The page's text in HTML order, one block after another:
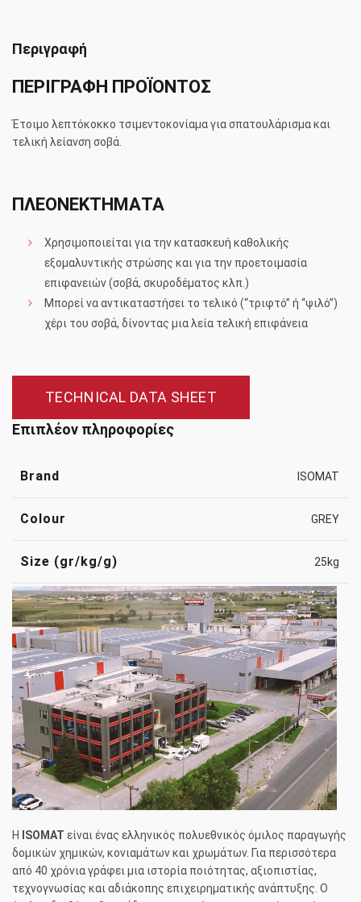
Περιγραφή
ΠΕΡΙΓΡΑΦΗ ΠΡΟΪΟΝΤΟΣ
Έτοιμο λεπτόκοκκο τσιµεντοκονίαµα για σπατουλάρισμα και
τελική λείανση σοβά.
ΠΛΕΟΝΕΚΤΗΜΑΤΑ
Χρησιμοποιείται για την κατασκευή καθολικής
εξομαλυντικής στρώσης και για την προετοιμασία
επιφανειών (σοβά, σκυροδέματος κλπ.)
Μπορεί να αντικαταστήσει το τελικό (“τριφτό” ή “ψιλό”)
χέρι του σοβά, δίνοντας μια λεία τελική επιφάνεια
TECHNICAL DATA SHEET
Επιπλέον πληροφορίες
Brand ISOMAT
Colour GREY
Size (gr/kg/g) 25kg
Η ISOMAT είναι ένας ελληνικός πολυεθνικός όμιλος παραγωγής
δομικών χημικών, κονιαμάτων και χρωμάτων. Για περισσότερα
από 40 χρόνια γράφει μια ιστορία ποιότητας, αξιοπιστίας,
τεχνογνωσίας και αδιάκοπης επιχειρηματικής ανάπτυξης. Ο